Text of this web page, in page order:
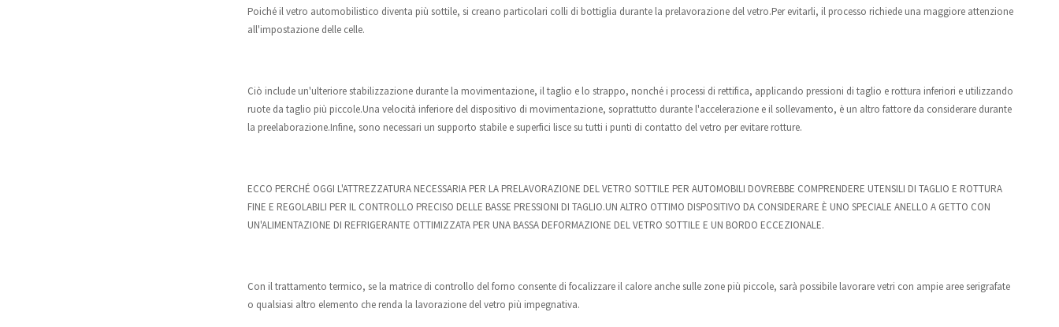
Poiché il vetro automobilistico diventa più sottile, si creano particolari colli di bottiglia durante la prelavorazione del vetro.Per evitarli, il processo richiede una maggiore attenzione
all'impostazione delle celle.
Ciò include un'ulteriore stabilizzazione durante la movimentazione, il taglio e lo strappo, nonché i processi di rettifica, applicando pressioni di taglio e rottura inferiori e utilizzando
ruote da taglio più piccole.Una velocità inferiore del dispositivo di movimentazione, soprattutto durante l'accelerazione e il sollevamento, è un altro fattore da considerare durante
la preelaborazione.Infine, sono necessari un supporto stabile e superfici lisce su tutti i punti di contatto del vetro per evitare rotture.
ECCO PERCHÉ OGGI L'ATTREZZATURA NECESSARIA PER LA PRELAVORAZIONE DEL VETRO SOTTILE PER AUTOMOBILI DOVREBBE COMPRENDERE UTENSILI DI TAGLIO E ROTTURA
FINE E REGOLABILI PER IL CONTROLLO PRECISO DELLE BASSE PRESSIONI DI TAGLIO.UN ALTRO OTTIMO DISPOSITIVO DA CONSIDERARE È UNO SPECIALE ANELLO A GETTO CON
UN'ALIMENTAZIONE DI REFRIGERANTE OTTIMIZZATA PER UNA BASSA DEFORMAZIONE DEL VETRO SOTTILE E UN BORDO ECCEZIONALE.
Con il trattamento termico, se la matrice di controllo del forno consente di focalizzare il calore anche sulle zone più piccole, sarà possibile lavorare vetri con ampie aree serigrafate
o qualsiasi altro elemento che renda la lavorazione del vetro più impegnativa.